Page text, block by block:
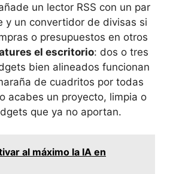
un lector RSS con un par
y un convertidor de divisas si
o presupuestos en otros
el escritorio: dos o tres
bien alineados funcionan
de cuadritos por todas
acabes un proyecto, limpia o
que ya no aportan.
al máximo la IA en